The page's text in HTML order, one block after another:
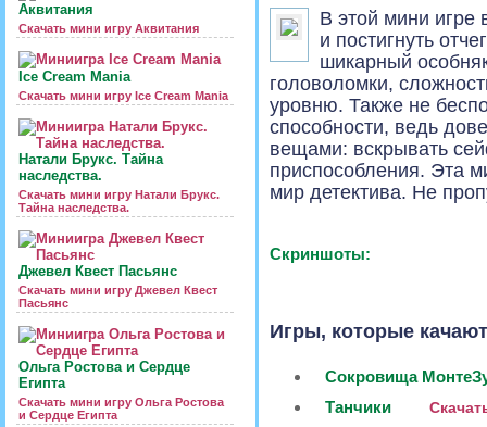
Аквитания
Скачать мини игру Аквитания
Ice Cream Mania
Скачать мини игру Ice Cream Mania
Натали Брукс. Тайна
наследства.
Скачать мини игру Натали Брукс.
Тайна наследства.
Джевел Квест Пасьянс
Скачать мини игру Джевел Квест
Пасьянс
Ольга Ростова и Сердце
Египта
Скачать мини игру Ольга Ростова
и Сердце Египта
В этой мини игре
и постигнуть
шикарный
головоломки,
уровню. Также не
способности, ведь
вещами: вскрывать
приспособления. Эта
мир детектива. Не
Скриншоты:
Игры, которые
Сокровища
Танчики